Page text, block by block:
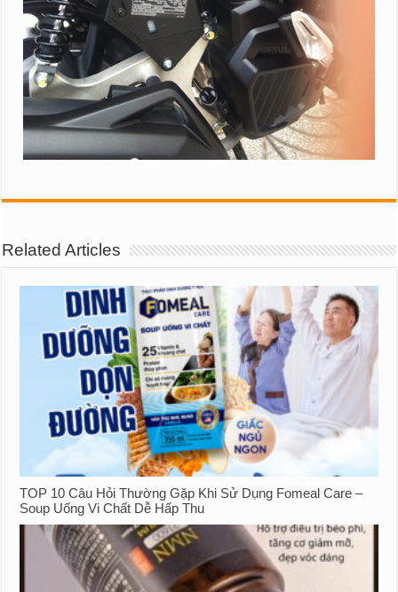
Related Articles
TOP 10 Câu Hỏi Thường Gặp Khi Sử Dụng Fomeal Care –
Soup Uống Vi Chất Dễ Hấp Thu